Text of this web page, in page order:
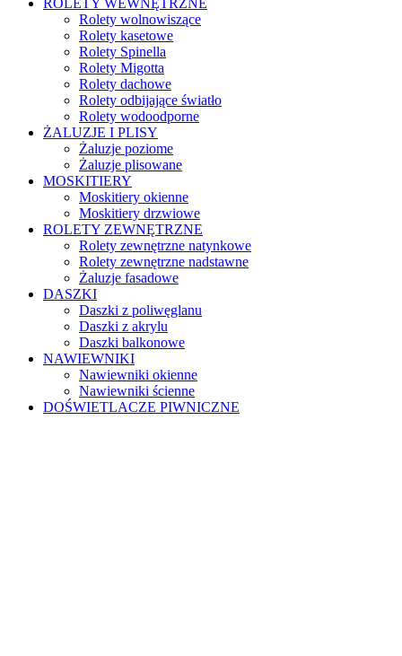
ROLETY WEWNĘTRZNE
Rolety wolnowiszące
Rolety kasetowe
Rolety Spinella
Rolety Migotta
Rolety dachowe
Rolety odbijające światło
Rolety wodoodporne
ŻALUZJE I PLISY
Żaluzje poziome
Żaluzje plisowane
MOSKITIERY
Moskitiery okienne
Moskitiery drzwiowe
ROLETY ZEWNĘTRZNE
Rolety zewnętrzne natynkowe
Rolety zewnętrzne nadstawne
Żaluzje fasadowe
DASZKI
Daszki z poliwęglanu
Daszki z akrylu
Daszki balkonowe
NAWIEWNIKI
Nawiewniki okienne
Nawiewniki ścienne
DOŚWIETLACZE PIWNICZNE